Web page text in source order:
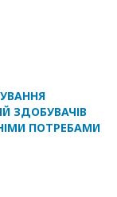
ЗДОБУВАЧІВ
ПОТРЕБАМИ